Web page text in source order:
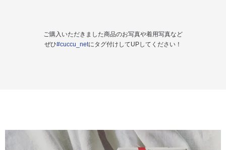
ご購入いただきました商品のお写真や着用写真など
ぜひ#cuccu_netにタグ付けしてUPしてください！